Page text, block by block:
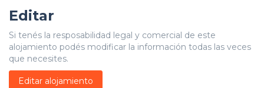
Editar
Si tenés la resposabilidad legal y comercial de este
alojamiento podés modificar la información todas las veces
que necesites.
Editar alojamiento